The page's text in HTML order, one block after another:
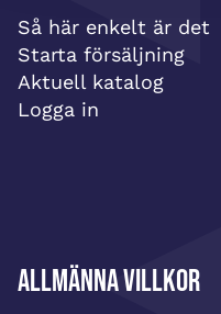
Så här enkelt är det
Starta försäljning
Aktuell katalog
Logga in
Allmänna villkor